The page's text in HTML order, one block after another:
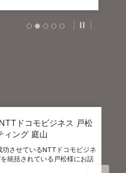
コモビジネス 戸松
庭山
ているNTTドコモビジネ
れている戸松様にお話